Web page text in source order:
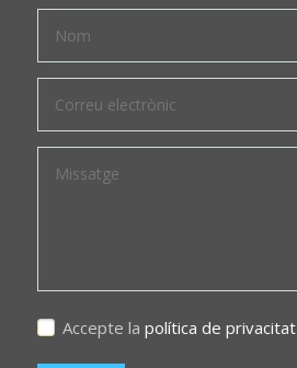
Accepte la política de privacitat